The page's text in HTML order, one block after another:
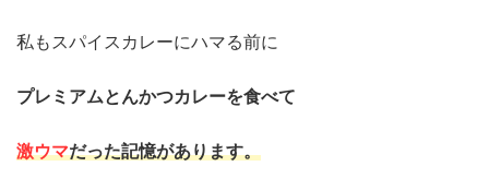
私もスパイスカレーにハマる前に
プレミアムとんかつカレーを食べて
激ウマだった記憶があります。